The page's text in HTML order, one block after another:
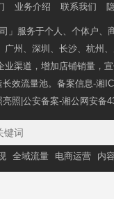
业务介绍 联系我们
」 服务于个人、个体户、
广州、深圳、长沙、杭州
业渠道，增加店铺销量，
效流量池。备案信息-湘
亮照|公安备案-湘公网安备
全域流量 电商运营 内